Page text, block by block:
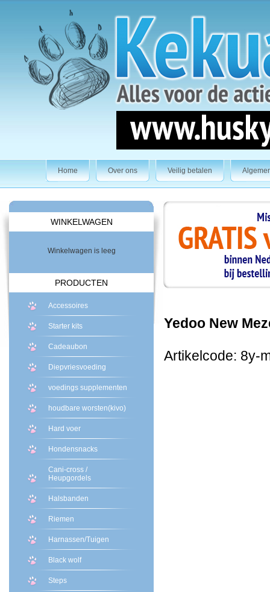
Home Over ons Veilig betalen
WINKELWAGEN
Winkelwagen is leeg
PRODUCTEN
Accessoires
Starter kits
Cadeaubon
Diepvriesvoeding
voedings supplementen
houdbare worsten(kivo)
Hard voer
Hondensnacks
Cani-cross /
Heupgordels
Halsbanden
Riemen
Harnassen/Tuigen
Black wolf
Steps
Yedoo New
Artikelcode: 8y-